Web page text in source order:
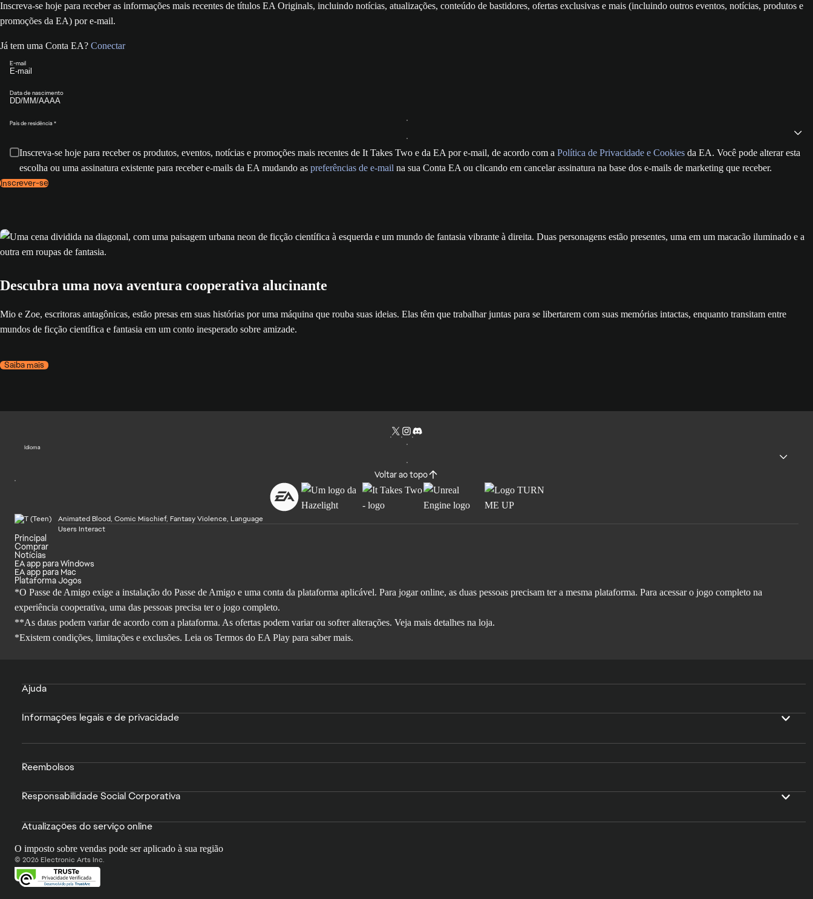
Inscreva-se hoje para receber as informações mais recentes de títulos EA Originals, incluindo notícias, atualizações, conteúdo de bastidores, ofertas exclusivas e mais (incluindo outros eventos, notícias, produtos e
promoções da EA) por e-mail.
Já tem uma Conta EA? Conectar
E-mail
Data de nascimento
País de residência
Inscreva-se hoje para receber os produtos, eventos, notícias e promoções mais recentes de It Takes Two e da EA por e-mail, de acordo com a Política de Privacidade e Cookies da EA. Você pode alterar esta
escolha ou uma assinatura existente para receber e-mails da EA mudando as preferências de e-mail na sua Conta EA ou clicando em cancelar assinatura na base dos e-mails de marketing que receber.
Inscrever-se
Descubra uma nova aventura cooperativa alucinante
Mio e Zoe, escritoras antagônicas, estão presas em suas histórias por uma máquina que rouba suas ideias. Elas têm que trabalhar juntas para se libertarem com suas memórias intactas, enquanto transitam entre
mundos de ficção científica e fantasia em um conto inesperado sobre amizade.
Saiba mais
Idioma
Voltar ao topo
Animated Blood, Comic Mischief, Fantasy Violence, Language
Users Interact
Principal
Comprar
Notícias
EA app para Windows
EA app para Mac
Plataforma Jogos
*O Passe de Amigo exige a instalação do Passe de Amigo e uma conta da plataforma aplicável. Para jogar online, as duas pessoas precisam ter a mesma plataforma. Para acessar o jogo completo na
experiência cooperativa, uma das pessoas precisa ter o jogo completo.
**As datas podem variar de acordo com a plataforma. As ofertas podem variar ou sofrer alterações. Veja mais detalhes na loja.
*Existem condições, limitações e exclusões. Leia os Termos do EA Play para saber mais.
Ajuda
Informações legais e de privacidade
Reembolsos
Responsabilidade Social Corporativa
Atualizações do serviço online
O imposto sobre vendas pode ser aplicado à sua região
© 2026 Electronic Arts Inc.